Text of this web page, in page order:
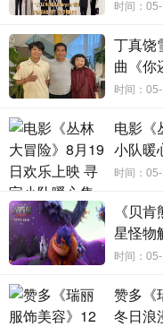
时间：
丁真饶
曲《你
时间：
电影《
小队暖
时间：
《贝
星怪物
时间：
赞多《
冬日浪